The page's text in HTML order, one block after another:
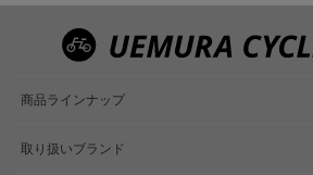
商品ラインナップ
取り扱いブランド